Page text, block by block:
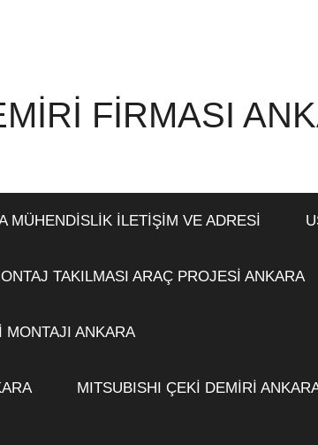
FİRMASI
MÜHENDİSLİK İLETİŞİM VE ADRESİ
TAKILMASI ARAÇ PROJESİ ANKARA
MONTAJI ANKARA
MITSUBISHI ÇEKİ DEMİRİ